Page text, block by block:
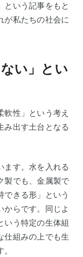
」という記事をもと
が私たちの社会に
い」とい
軟性」という考え
み出す土台となる
ます。水を入れる
製でも、金属製で
できる形」という
からです。同じよ
いう特定の生体組
仕組みの上でも生